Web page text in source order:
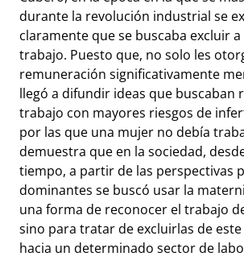
durante la revolución industrial se
claramente que se buscaba excluir
trabajo. Puesto que, no solo les
remuneración significativamente
llegó a difundir ideas que buscaban
trabajo con mayores riesgos de
por las que una mujer no debía
demuestra que en la sociedad,
tiempo, a partir de las perspectivas
dominantes se buscó usar la
una forma de reconocer el trabajo
sino para tratar de excluirlas de
hacia un determinado sector de